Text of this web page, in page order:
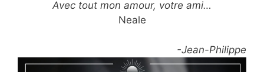
Avec tout mon amour, votre ami…
Neale
-Jean-Philippe